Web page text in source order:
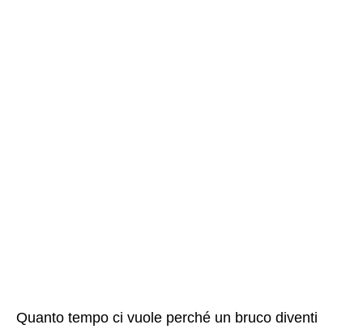
Quanto tempo ci vuole perché un bruco diventi